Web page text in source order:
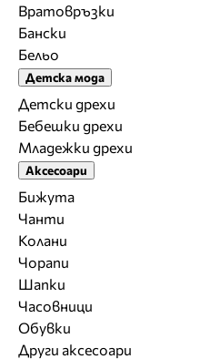
Вратовръзки
Бански
Бельо
Детска мода
Детски дрехи
Бебешки дрехи
Младежки дрехи
Аксесоари
Бижута
Чанти
Колани
Чорапи
Шапки
Часовници
Обувки
Други аксесоари